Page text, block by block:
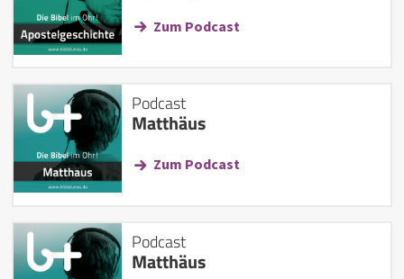
Zum Podcast
Podcast
Matthäus
Zum Podcast
Podcast
Matthäus